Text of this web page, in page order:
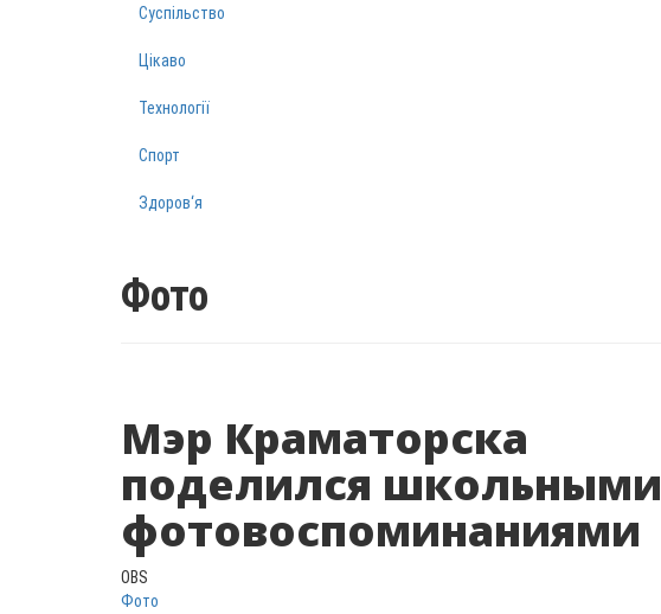
Суспільство
Цікаво
Технології
Спорт
Здоров‘я
Фото
Мэр Краматорска
поделился школьными
фотовоспоминаниями
OBS
Фото